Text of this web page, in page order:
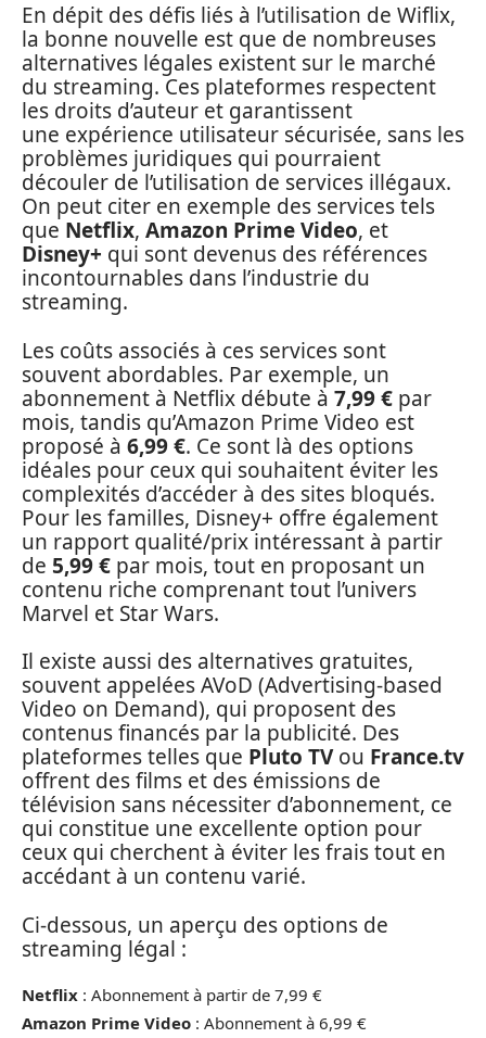
En dépit des défis liés à l’utilisation de Wiflix,
la bonne nouvelle est que de nombreuses
alternatives légales existent sur le marché
du streaming. Ces plateformes respectent
les droits d’auteur et garantissent
une expérience utilisateur sécurisée, sans les
problèmes juridiques qui pourraient
découler de l’utilisation de services illégaux.
On peut citer en exemple des services tels
que Netflix, Amazon Prime Video, et
Disney+ qui sont devenus des références
incontournables dans l’industrie du
streaming.
Les coûts associés à ces services sont
souvent abordables. Par exemple, un
abonnement à Netflix débute à 7,99 € par
mois, tandis qu’Amazon Prime Video est
proposé à 6,99 €. Ce sont là des options
idéales pour ceux qui souhaitent éviter les
complexités d’accéder à des sites bloqués.
Pour les familles, Disney+ offre également
un rapport qualité/prix intéressant à partir
de 5,99 € par mois, tout en proposant un
contenu riche comprenant tout l’univers
Marvel et Star Wars.
Il existe aussi des alternatives gratuites,
souvent appelées AVoD (Advertising-based
Video on Demand), qui proposent des
contenus financés par la publicité. Des
plateformes telles que Pluto TVou France.tv
offrent des films et des émissions de
télévision sans nécessiter d’abonnement, ce
qui constitue une excellente option pour
ceux qui cherchent à éviter les frais tout en
accédant à un contenu varié.
Ci-dessous, un aperçu des options de
streaming légal :
Netflix : Abonnement à partir de 7,99 €
Amazon Prime Video : Abonnement à 6,99 €